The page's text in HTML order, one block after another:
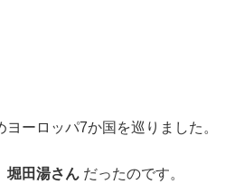
ーロッパ7か国を巡りました。
堀田湯さん だったのです。